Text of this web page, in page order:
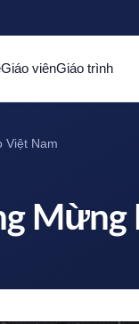
Giáo viênGiáo trình
Việt Nam
Mừng